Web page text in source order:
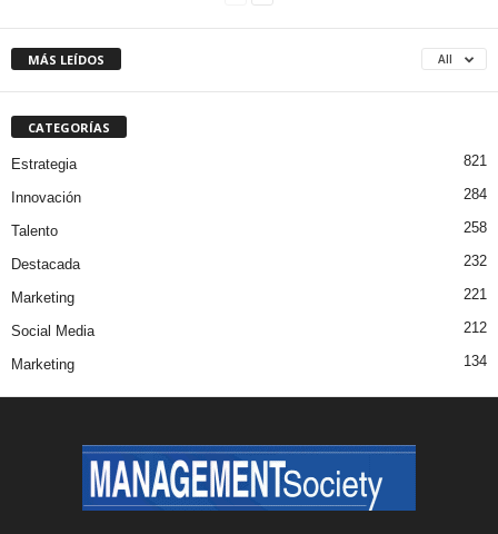
MÁS LEÍDOS All
CATEGORÍAS
Estrategia 821
Innovación 284
Talento 258
Destacada 232
Marketing 221
Social Media 212
Marketing 134